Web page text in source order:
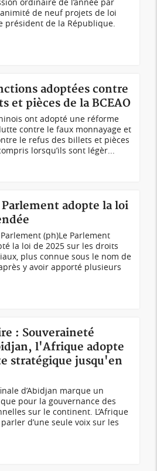
de neuf projets de loi
président de la République.
adoptées contre
et pièces de la BCEAO
ont adopté une réforme
contre le faux monnayage et
le refus des billets et pièces
lorsqu’ils sont légèr...
Parlement adopte la loi
(ph)Le Parlement
la loi de 2025 sur les droits
plus connue sous le nom de
y avoir apporté plusieurs
: Souveraineté
l'Afrique adopte
stratégique jusqu'en
d’Abidjan marque un
pour la gouvernance des
sur le continent. L’Afrique
d’une seule voix sur les